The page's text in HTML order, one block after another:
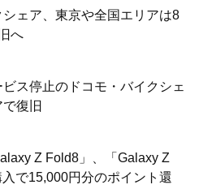
シェア、東京や全国エリアは8
へ
ス停止のドコモ・バイクシェ
復旧
Z Fold8」、「Galaxy Z
で15,000円分のポイント還